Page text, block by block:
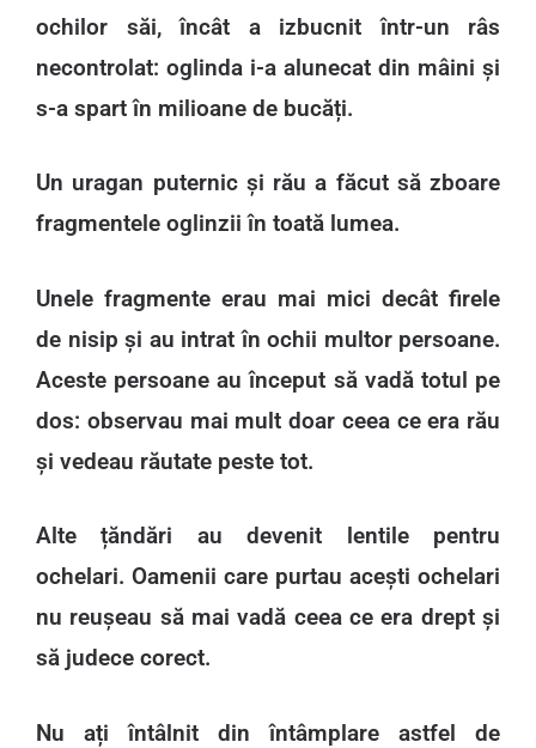
ochilor săi, încât a izbucnit într-un râs
necontrolat: oglinda i-a alunecat din mâini și
s-a spart în milioane de bucăți.
Un uragan puternic și rău a făcut să zboare
fragmentele oglinzii în toată lumea.
Unele fragmente erau mai mici decât firele
de nisip și au intrat în ochii multor persoane.
Aceste persoane au început să vadă totul pe
dos: observau mai mult doar ceea ce era rău
și vedeau răutate peste tot.
Alte țăndări au devenit lentile pentru
ochelari. Oamenii care purtau acești ochelari
nu reușeau să mai vadă ceea ce era drept și
să judece corect.
Nu ați întâlnit din întâmplare astfel de